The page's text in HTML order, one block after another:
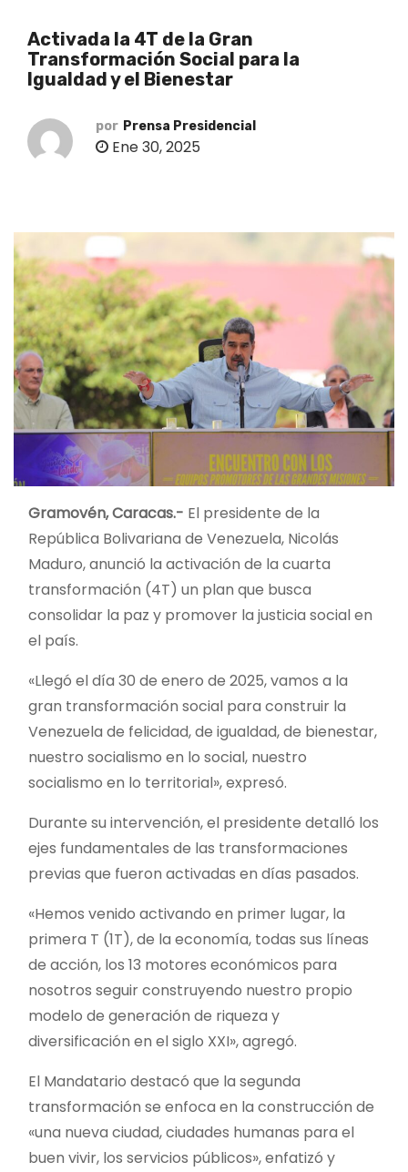
Activada la 4T de la Gran
Transformación Social para la
Igualdad y el Bienestar
por Prensa Presidencial
Ene 30, 2025
Gramovén, Caracas.- El presidente de la
República Bolivariana de Venezuela, Nicolás
Maduro, anunció la activación de la cuarta
transformación (4T) un plan que busca
consolidar la paz y promover la justicia social en
el país.
«Llegó el día 30 de enero de 2025, vamos a la
gran transformación social para construir la
Venezuela de felicidad, de igualdad, de bienestar,
nuestro socialismo en lo social, nuestro
socialismo en lo territorial», expresó.
Durante su intervención, el presidente detalló los
ejes fundamentales de las transformaciones
previas que fueron activadas en días pasados.
«Hemos venido activando en primer lugar, la
primera T (1T), de la economía, todas sus líneas
de acción, los 13 motores económicos para
nosotros seguir construyendo nuestro propio
modelo de generación de riqueza y
diversificación en el siglo XXI», agregó.
El Mandatario destacó que la segunda
transformación se enfoca en la construcción de
«una nueva ciudad, ciudades humanas para el
buen vivir, los servicios públicos», enfatizó y